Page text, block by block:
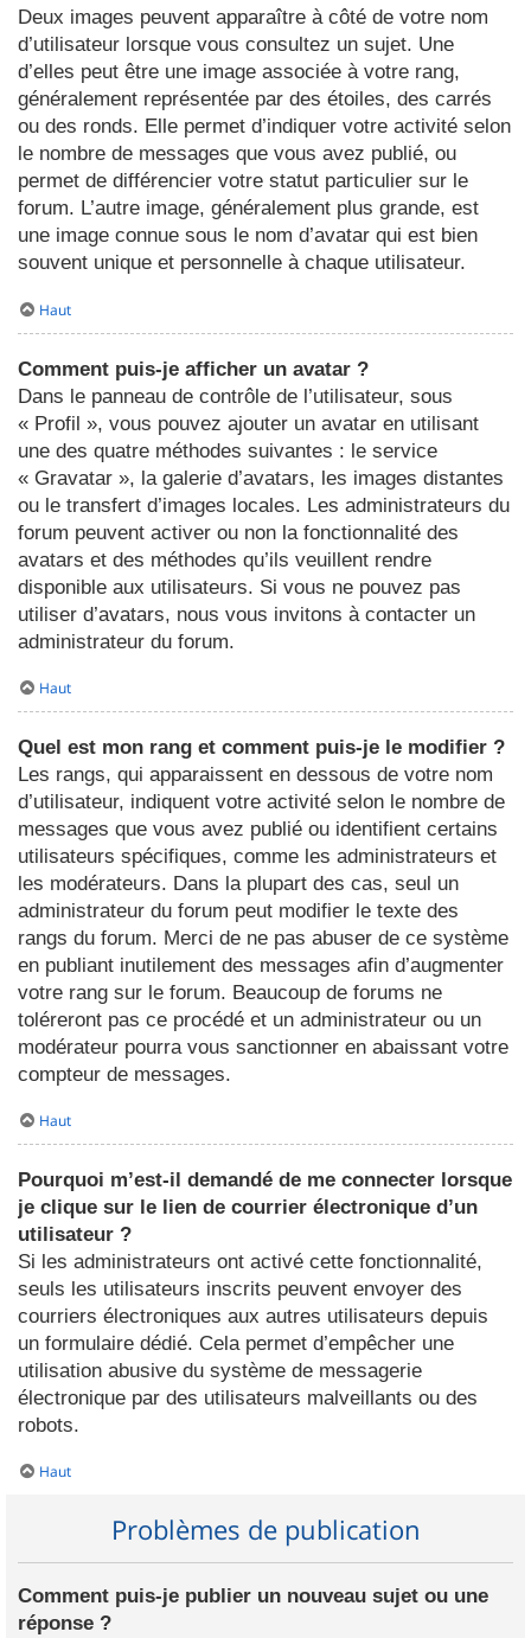
Deux images peuvent apparaître à côté de votre nom
d’utilisateur lorsque vous consultez un sujet. Une
d’elles peut être une image associée à votre rang,
généralement représentée par des étoiles, des carrés
ou des ronds. Elle permet d’indiquer votre activité selon
le nombre de messages que vous avez publié, ou
permet de différencier votre statut particulier sur le
forum. L’autre image, généralement plus grande, est
une image connue sous le nom d’avatar qui est bien
souvent unique et personnelle à chaque utilisateur.
Haut
Comment puis-je afficher un avatar ?
Dans le panneau de contrôle de l’utilisateur, sous
« Profil », vous pouvez ajouter un avatar en utilisant
une des quatre méthodes suivantes : le service
« Gravatar », la galerie d’avatars, les images distantes
ou le transfert d’images locales. Les administrateurs du
forum peuvent activer ou non la fonctionnalité des
avatars et des méthodes qu’ils veuillent rendre
disponible aux utilisateurs. Si vous ne pouvez pas
utiliser d’avatars, nous vous invitons à contacter un
administrateur du forum.
Haut
Quel est mon rang et comment puis-je le modifier ?
Les rangs, qui apparaissent en dessous de votre nom
d’utilisateur, indiquent votre activité selon le nombre de
messages que vous avez publié ou identifient certains
utilisateurs spécifiques, comme les administrateurs et
les modérateurs. Dans la plupart des cas, seul un
administrateur du forum peut modifier le texte des
rangs du forum. Merci de ne pas abuser de ce système
en publiant inutilement des messages afin d’augmenter
votre rang sur le forum. Beaucoup de forums ne
toléreront pas ce procédé et un administrateur ou un
modérateur pourra vous sanctionner en abaissant votre
compteur de messages.
Haut
Pourquoi m’est-il demandé de me connecter lorsque
je clique sur le lien de courrier électronique d’un
utilisateur ?
Si les administrateurs ont activé cette fonctionnalité,
seuls les utilisateurs inscrits peuvent envoyer des
courriers électroniques aux autres utilisateurs depuis
un formulaire dédié. Cela permet d’empêcher une
utilisation abusive du système de messagerie
électronique par des utilisateurs malveillants ou des
robots.
Haut
Problèmes de publication
Comment puis-je publier un nouveau sujet ou une
réponse ?